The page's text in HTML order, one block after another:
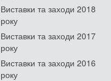
Виставки та заходи 2018
року
Виставки та заходи 2017
року
Виставки та заходи 2016
року